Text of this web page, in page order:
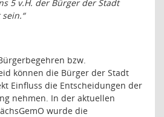
5 v.H. der Bürger der Stadt
bzw.
können die Bürger der Stadt
Einfluss die Entscheidungen der
nehmen. In der aktuellen
wurde die